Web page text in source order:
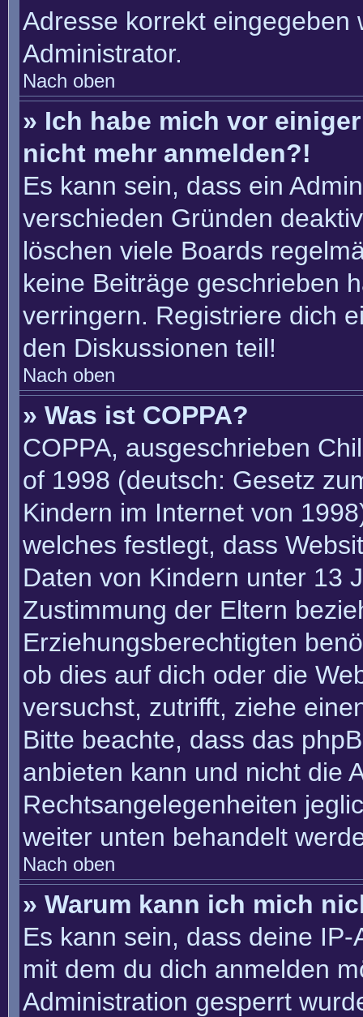
Adresse korrekt
Administrator.
Nach oben
» Ich habe mich vor
nicht mehr anmelden?!
Es kann sein, dass ein
verschieden Gründen
löschen viele Boards
keine Beiträge geschrieben
verringern. Registriere dich
den Diskussionen teil!
Nach oben
» Was ist COPPA?
COPPA, ausgeschrieben
of 1998 (deutsch: Gesetz
Kindern im Internet von
welches festlegt, dass
Daten von Kindern unter 13
Zustimmung der Eltern
Erziehungsberechtigten
ob dies auf dich oder die
versuchst, zutrifft, ziehe
Bitte beachte, dass das
anbieten kann und nicht die
Rechtsangelegenheiten
weiter unten behandelt
Nach oben
» Warum kann ich mich
Es kann sein, dass deine
mit dem du dich anmelden
Administration gesperrt